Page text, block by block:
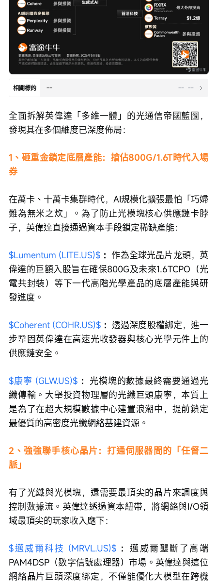
相關標的 -- -- --
全面拆解英偉達「多維一體」的光通信帝國藍圖，
發現其在多個維度已深度佈局：
1、砸重金鎖定底層產能：搶佔800G/1.6T時代入場
券
在萬卡、十萬卡集群時代，AI規模化擴張最怕「巧婦
難為無米之炊」。為了防止光模塊核心供應鏈卡脖
子，英偉達直接通過資本手段鎖定稀缺產能：
$Lumentum (LITE.US)$ ：作為全球光晶片龙頭，英
偉達的巨額入股旨在確保800G及未來1.6TCPO（光
電共封裝）等下一代高階光學產品的底層產能與研
發進度。
$Coherent (COHR.US)$ ：透過深度股權綁定，進一
步鞏固英偉達在高速光收發器與核心光學元件上的
供應鏈安全。
$康寧 (GLW.US)$ ： 光模塊的數據最終需要通過光
纖傳輸。大舉投資物理層的光纖巨頭康寧，本質上
是為了在超大規模數據中心建置浪潮中，提前鎖定
最優質的高密度光纖網絡基建資源。
2、強強聯手核心晶片：打通伺服器間的「任督二
脈」
有了光纖與光模塊，還需要最頂尖的晶片來調度與
控制數據流。英偉達透過資本紐帶，將網絡與I/O領
域最頂尖的玩家收入麾下：
$邁威爾科技 (MRVL.US)$ ：邁威爾壟斷了高端
PAM4DSP（數字信號處理器）市場。英偉達與這位
網絡晶片巨頭深度綁定，不僅能優化大模型在跨機